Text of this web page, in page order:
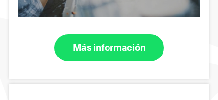
Más información